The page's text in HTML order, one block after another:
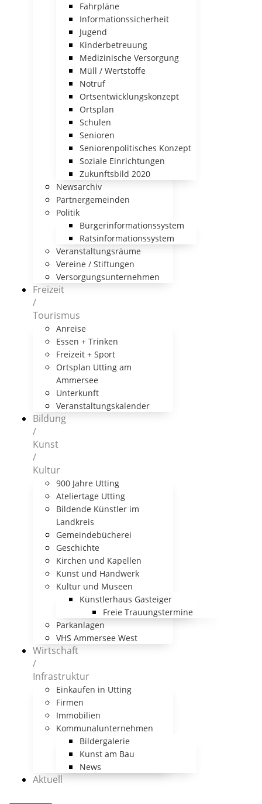
Fahrpläne
Informationssicherheit
Jugend
Kinderbetreuung
Medizinische Versorgung
Müll / Wertstoffe
Notruf
Ortsentwicklungskonzept
Ortsplan
Schulen
Senioren
Seniorenpolitisches Konzept
Soziale Einrichtungen
Zukunftsbild 2020
Newsarchiv
Partnergemeinden
Politik
Bürgerinformationssystem
Ratsinformationssystem
Veranstaltungsräume
Vereine / Stiftungen
Versorgungsunternehmen
Freizeit
/
Tourismus
Anreise
Essen + Trinken
Freizeit + Sport
Ortsplan Utting am
Ammersee
Unterkunft
Veranstaltungskalender
Bildung
/
Kunst
/
Kultur
900 Jahre Utting
Ateliertage Utting
Bildende Künstler im
Landkreis
Gemeindebücherei
Geschichte
Kirchen und Kapellen
Kunst und Handwerk
Kultur und Museen
Künstlerhaus Gasteiger
Freie Trauungstermine
Parkanlagen
VHS Ammersee West
Wirtschaft
/
Infrastruktur
Einkaufen in Utting
Firmen
Immobilien
Kommunalunternehmen
Bildergalerie
Kunst am Bau
News
Aktuell